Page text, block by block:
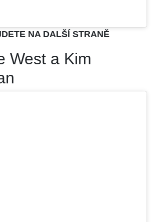
NA DALŠÍ STRANĚ
West a Kim